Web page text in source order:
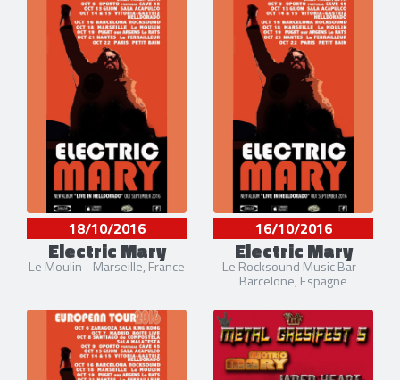
18/10/2016
Electric Mary
Le Moulin - Marseille, France
16/10/2016
Electric Mary
Le Rocksound Music Bar -
Barcelone, Espagne